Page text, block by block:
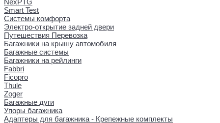
Smart Test
Системы комфорта
Электро-открытие задней двери
Путешествия Перевозка
Багажники на крышу автомобиля
Багажные системы
Багажники на рейлинги
Fabbri
Ficopro
Thule
Zoger
Багажные дуги
Упоры багажника
Адаптеры для багажника - Крепежные комплекты